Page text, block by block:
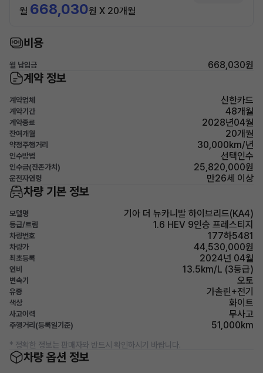
월 668,030원 X 20개월
비용
월 납입금 668,030원
계약 정보
계약업체 신한카드
계약기간 48개월
계약종료 2028년04월
잔여개월 20개월
약정주행거리 30,000km/년
인수방법 선택인수
인수금(잔존가치) 25,820,000원
운전자연령 만26세 이상
차량 기본 정보
모델명 기아 더 뉴카니발 하이브리드(KA4)
등급/트림 1.6 HEV 9인승 프레스티지
차량번호 177하5481
차량가 44,530,000원
최초등록 2024년 04월
연비 13.5km/L (3등급)
변속기 오토
유종 가솔린+전기
색상 화이트
사고이력 무사고
주행거리(등록일기준) 51,000km
* 정확한 정보는 판매자와 반드시 확인하시기 바랍니다.
차량 옵션 정보